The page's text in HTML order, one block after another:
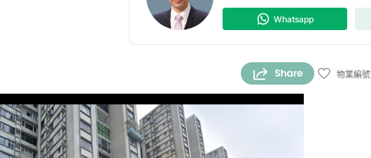
Whatsapp
物業編號